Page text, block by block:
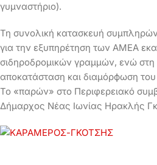
γυμναστήριο).
Τη συνολική κατασκευή
για την εξυπηρέτηση των ΑΜΕΑ
σιδηροδρομικών γραμμών, ενώ στη
αποκατάσταση και διαμόρϕωση
Το «παρών» στο Περιφερειακό
Δήμαρχος Νέας Ιωνίας Ηρακλής